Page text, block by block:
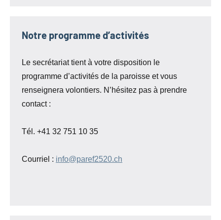
Notre programme d’activités
Le secrétariat tient à votre disposition le
programme d’activités de la paroisse et vous
renseignera volontiers. N’hésitez pas à prendre
contact :
Tél. +41 32 751 10 35
Courriel : info@paref2520.ch